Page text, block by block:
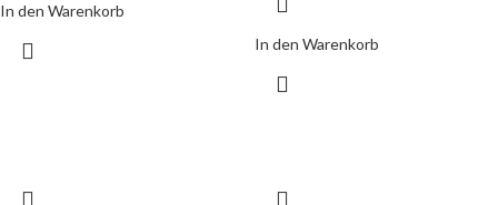
In den Warenkorb
In den Warenkorb